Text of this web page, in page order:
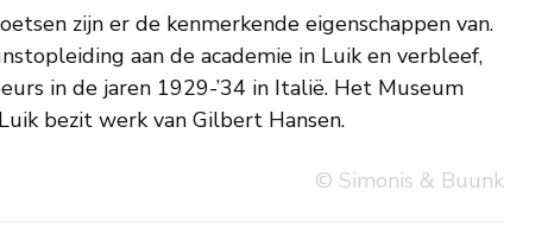
bezit werk van Gilbert Hansen.
© Simonis & Buunk